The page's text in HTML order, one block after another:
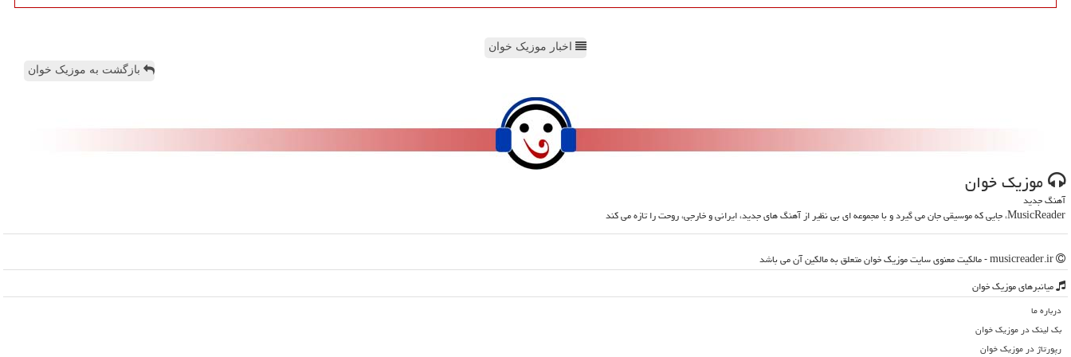
اخبار موزیک خوان
بازگشت به موزیک خوان
موزیك خوان
آهنگ جدید
MusicReader، جایی که موسیقی جان می گیرد و با مجموعه ای بی نظیر از آهنگ های جدید، ایرانی و خارجی، روحت را تازه می کند
میانبرهای موزیك خوان
درباره ما
بک لینک در موزیك خوان
رپورتاژ در موزیك خوان